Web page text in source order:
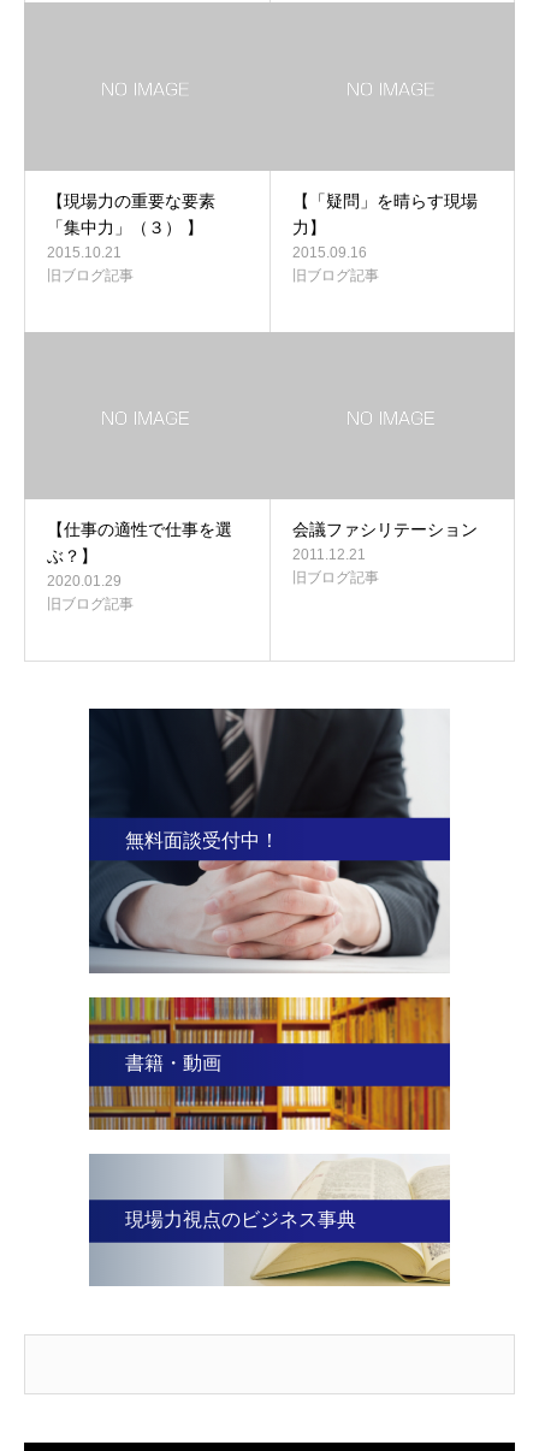
【現場力の重要な要素
「集中力」（３） 】
2015.10.21
旧ブログ記事
【「疑問」を晴らす現場
力】
2015.09.16
旧ブログ記事
【仕事の適性で仕事を選
ぶ？】
2020.01.29
旧ブログ記事
会議ファシリテーション
2011.12.21
旧ブログ記事
無料面談受付中！
書籍・動画
現場力視点のビジネス事典